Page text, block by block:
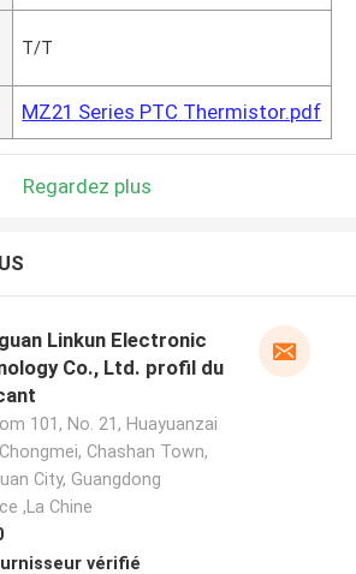
T/T
MZ21 Series PTC Thermistor.pdf
Regardez plus
Linkun Electronic
Co., Ltd. profil du
101, No. 21, Huayuanzai
Chashan Town,
City, Guangdong
,La Chine
vérifié